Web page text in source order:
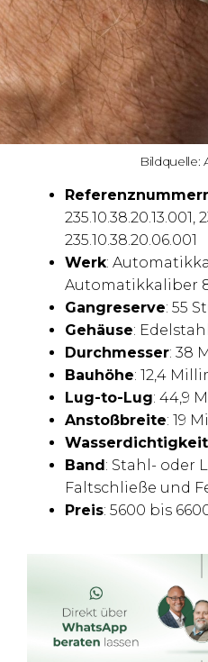
Bildquelle:
235.10.38.20.13.001,
235.10.38.20.06.001
Werk:
Automatikkaliber
Gangreserve: 55
Gehäuse: Edelstahl
Durchmesser: 38
Bauhöhe: 12,4
Lug-to-Lug: 44,9
Anstoßbreite: 19
Wasserdichtigkeit
Band: Stahl- oder
Faltschließe und
Preis: 5600 bis